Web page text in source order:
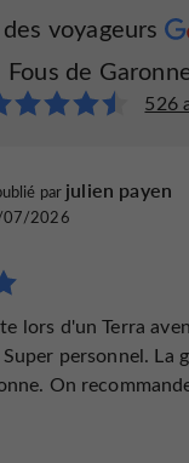
voyageurs
Fous de
526
par julien payen
07/2026
lors d'un Terra
personnel. La
On
voyageurs
Fous de
sur Garonne
nous y
amis en 2019 le